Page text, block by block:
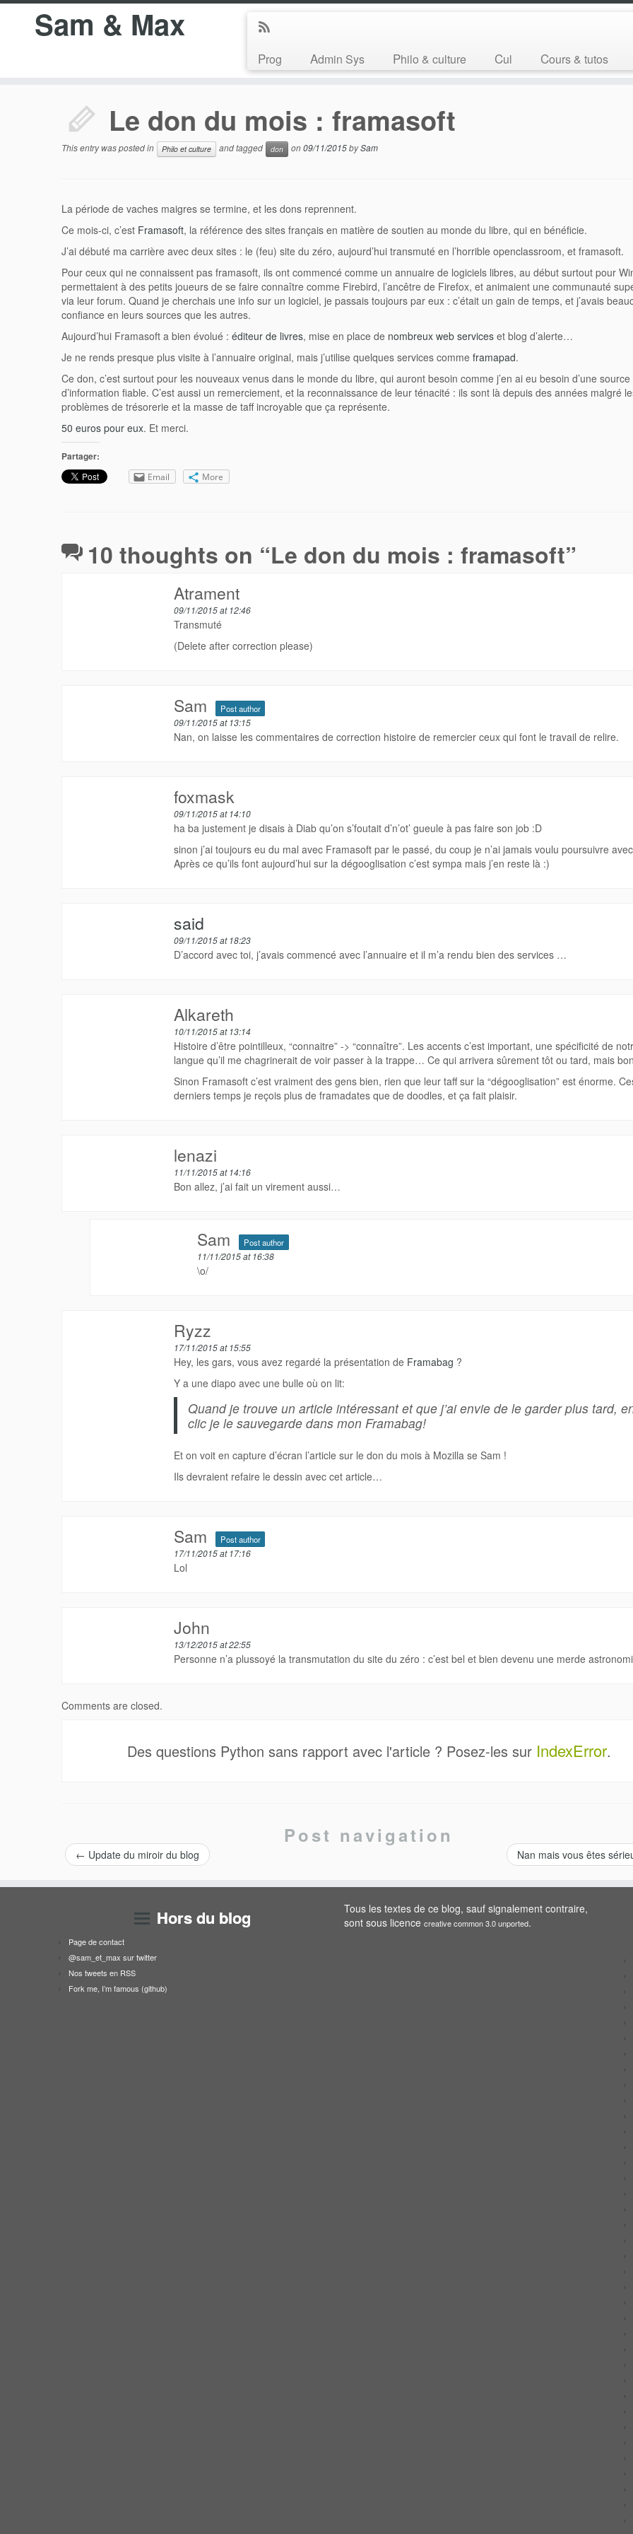
Sam & Max
Prog Admin Sys Philo & culture Cul Cours & tutos
Le don du mois : framasoft
This entry was posted in Philo et culture and tagged don on09/11/2015bySam
La période de vaches maigres se termine, et les dons reprennent.
Ce mois-ci, c’est Framasoft, la référence des sites français en matière de soutien au monde du libre, qui en bénéficie.
J’ai débuté ma carrière avec deux sites : le (feu) site du zéro, aujourd’hui transmuté en l’horrible openclassroom, et framasoft.
Pour ceux qui ne connaissent pas framasoft, ils ont commencé comme un annuaire de logiciels libres, au début surtout pour
permettaient à des petits joueurs de se faire connaître comme Firebird, l’ancêtre de Firefox, et animaient une communauté
via leur forum. Quand je cherchais une info sur un logiciel, je passais toujours par eux : c’était un gain de temps, et j’avais
confiance en leurs sources que les autres.
Aujourd’hui Framasoft a bien évolué : éditeur de livres, mise en place de nombreux web services et blog d’alerte…
Je ne rends presque plus visite à l’annuaire original, mais j’utilise quelques services comme framapad.
Ce don, c’est surtout pour les nouveaux venus dans le monde du libre, qui auront besoin comme j’en ai eu besoin d’une source
d’information fiable. C’est aussi un remerciement, et la reconnaissance de leur ténacité : ils sont là depuis des années malgré
problèmes de trésorerie et la masse de taff incroyable que ça représente.
50 euros pour eux. Et merci.
Partager:
Email More
10 thoughts on “Le don du mois : framasoft”
Atrament
09/11/2015 at 12:46
Transmuté
(Delete after correction please)
Sam Post author
09/11/2015 at 13:15
Nan, on laisse les commentaires de correction histoire de remercier ceux qui font le travail de relire.
foxmask
09/11/2015 at 14:10
ha ba justement je disais à Diab qu’on s’foutait d’n’ot’ gueule à pas faire son job :D
sinon j’ai toujours eu du mal avec Framasoft par le passé, du coup je n’ai jamais voulu poursuivre
Après ce qu’ils font aujourd’hui sur la dégooglisation c’est sympa mais j’en reste là :)
said
09/11/2015 at 18:23
D’accord avec toi, j’avais commencé avec l’annuaire et il m’a rendu bien des services …
Alkareth
10/11/2015 at 13:14
Histoire d’être pointilleux, “connaitre” -> “connaître”. Les accents c’est important, une spécificité de
langue qu’il me chagrinerait de voir passer à la trappe… Ce qui arrivera sûrement tôt ou tard, mais
Sinon Framasoft c’est vraiment des gens bien, rien que leur taff sur la “dégooglisation” est énorme.
derniers temps je reçois plus de framadates que de doodles, et ça fait plaisir.
lenazi
11/11/2015 at 14:16
Bon allez, j’ai fait un virement aussi…
Sam Post author
11/11/2015 at 16:38
\o/
Ryzz
17/11/2015 at 15:55
Hey, les gars, vous avez regardé la présentation de Framabag ?
Y a une diapo avec une bulle où on lit:
Quand je trouve un article intéressant et que j’ai envie de le garder plus tard,
clic je le sauvegarde dans mon Framabag!
Et on voit en capture d’écran l’article sur le don du mois à Mozilla se Sam !
Ils devraient refaire le dessin avec cet article…
Sam Post author
17/11/2015 at 17:16
Lol
John
13/12/2015 at 22:55
Personne n’a plussoyé la transmutation du site du zéro : c’est bel et bien devenu une merde
Comments are closed.
Des questions Python sans rapport avec l'article ? Posez-les sur IndexError.
Post navigation
← Update du miroir du blog Nan mais vous êtes
Hors du blog
Page de contact
@sam_et_max sur twitter
Nos tweets en RSS
Fork me, I’m famous (github)
Tous les textes de ce blog, sauf signalement contraire,
sont sous licence creative common 3.0 unported.